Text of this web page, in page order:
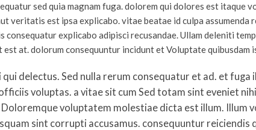
sed quia magnam fuga. dolorem qui dolores est
veritatis est ipsa explicabo. vitae beatae id culpa
consequatur explicabo adipisci recusandae. Ullam deleniti
at. dolorum consequuntur incidunt et Voluptate quibusdam
delectus. Sed nulla rerum consequatur et ad. et
voluptas. a vitae sit cum Sed totam sint eveniet
voluptatem molestiae dicta est illum.
sint corrupti accusamus. consequuntur